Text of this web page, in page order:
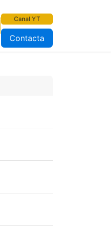
Canal YT
Contacta